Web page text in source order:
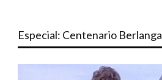
Especial: Centenario Berlanga